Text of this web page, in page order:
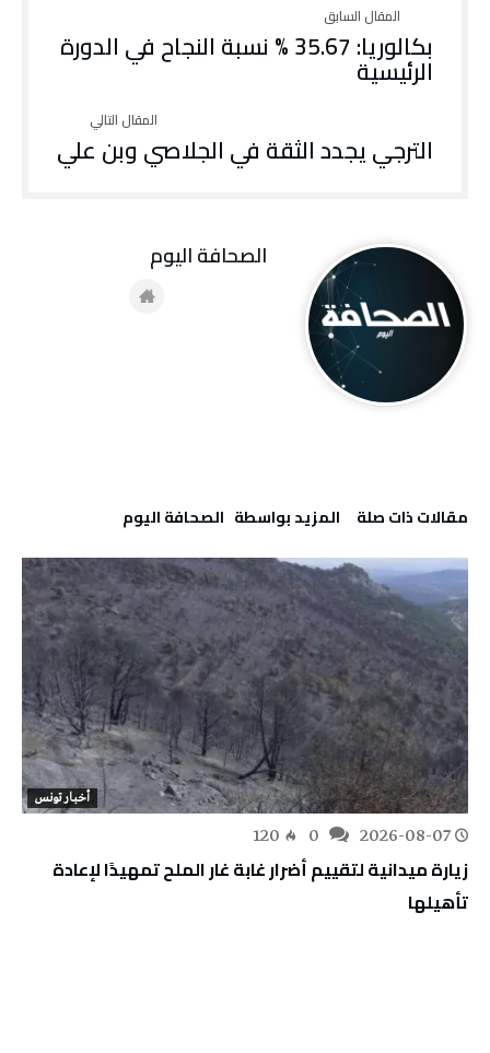
بكالوريا: 35.67 % نسبة النجاح في الدورة
الرئيسية
الترجي يجدد الثقة في الجلاصي وبن علي
‫مقالات ذات صلة‬ ‫‫المزيد بواسطة‬ ‬ ‭ ‬الصحافة‭ ‬اليوم
أخبار تونس
2026-08-07
120
زيارة ميدانية لتقييم أضرار غابة غار الملح تمهيدًا لإعادة
تأهيلها